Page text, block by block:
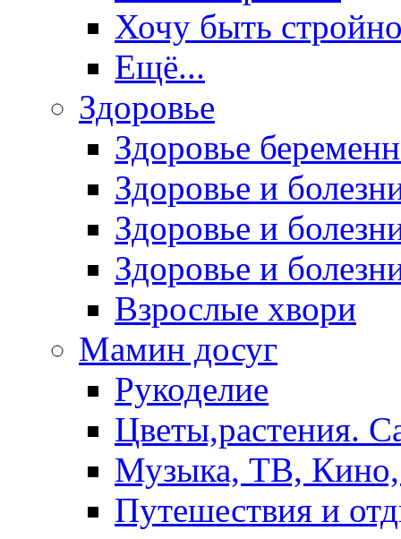
Хочу быть
Ещё...
Здоровье
Здоровье
Здоровье и
Здоровье и
Здоровье и
Взрослые хвори
Мамин досуг
Рукоделие
Цветы,растения.
Музыка, ТВ,
Путешествия и